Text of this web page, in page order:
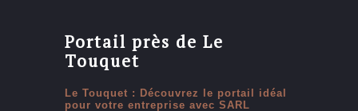
Portail près de Le
Touquet
Le Touquet : Découvrez le portail idéal
pour votre entreprise avec SARL